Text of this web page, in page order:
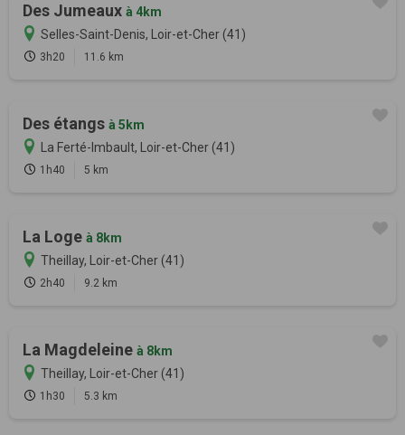
Des Jumeaux à 4km
Selles-Saint-Denis, Loir-et-Cher (41)
3h20 11.6 km
Des étangs à 5km
La Ferté-Imbault, Loir-et-Cher (41)
1h40 5 km
La Loge à 8km
Theillay, Loir-et-Cher (41)
2h40 9.2 km
La Magdeleine à 8km
Theillay, Loir-et-Cher (41)
1h30 5.3 km